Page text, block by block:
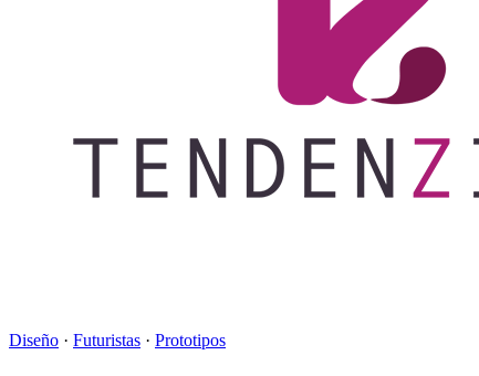
Diseño · Futuristas · Prototipos